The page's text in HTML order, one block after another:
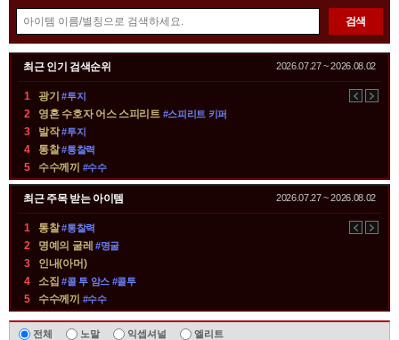
아
이
템
검색
위
최근 인기 검색순위 2026.07.27 ~ 2026.08.02
1 광기#투지
2 영혼 수호자 어스 스피리트 #스피리트 키퍼
3 발작#투지
4 통찰#통찰력
5 수수께끼 #수수
이다
최근 주목 받는 아이템 2026.07.27 ~ 2026.08.02
1 통찰#통찰력
2 명예의 굴레 #명굴
3
인내(아머)
4
소집#콜 투 암스 #콜투
5 수수께끼 #수수
이다
유
전체 노말 익셉셔널 엘리트